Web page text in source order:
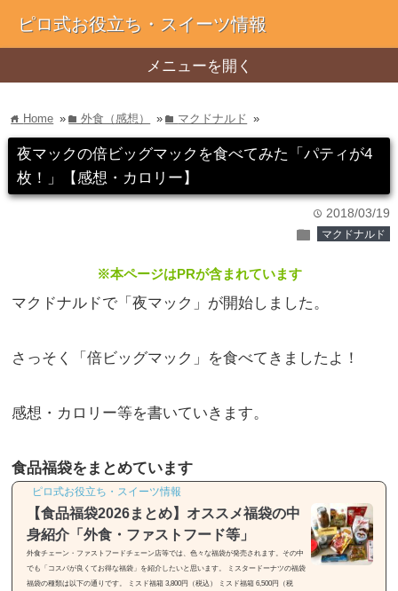
ピロ式お役立ち・スイーツ情報
メニューを開く
home Home » folder外食（感想） » folder マクドナルド »
夜マックの倍ビッグマックを食べてみた「パティが4
枚！」【感想・カロリー】
time 2018/03/19
folder マクドナルド
※本ページはPRが含まれています
マクドナルドで「夜マック」が開始しました。
さっそく「倍ビッグマック」を食べてきましたよ！
感想・カロリー等を書いていきます。
食品福袋をまとめています
ピロ式お役立ち・スイーツ情報
【食品福袋2026まとめ】オススメ福袋の中
身紹介「外食・ファストフード等」
外食チェーン・ファストフードチェーン店等では、色々な福袋が発売されます。その中
でも「コスパが良くてお得な福袋」を紹介したいと思います。 ミスタードーナツの福袋
福袋の種類は以下の通りです。 ミスド福箱 3,800円（税込） ミスド福箱 6,500円（税